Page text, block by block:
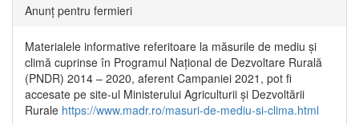
Anunț pentru fermieri
Materialele informative referitoare la măsurile de mediu și
climă cuprinse în Programul Național de Dezvoltare Rurală
(PNDR) 2014 – 2020, aferent Campaniei 2021, pot fi
accesate pe site-ul Ministerului Agriculturii și Dezvoltării
Rurale https://www.madr.ro/masuri-de-mediu-si-clima.html